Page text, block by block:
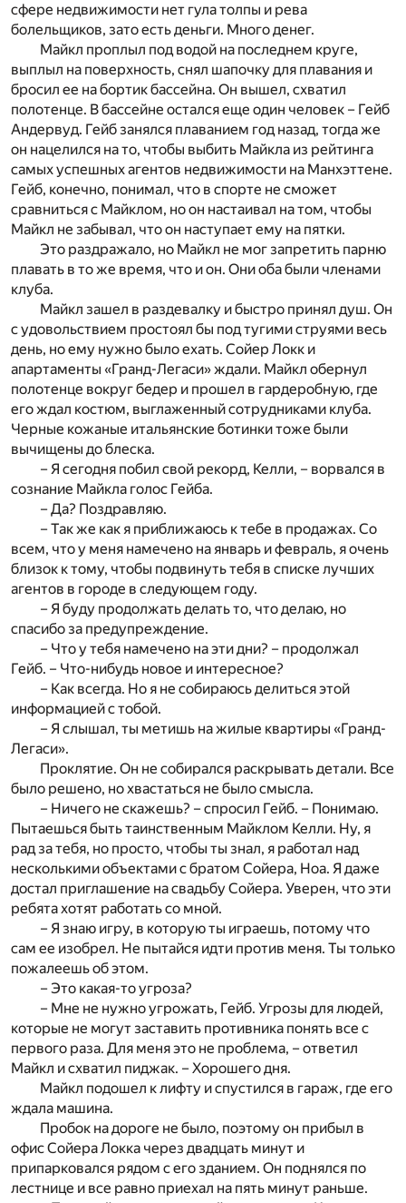
сфере недвижимости нет гула толпы и рева
болельщиков, зато есть деньги. Много денег.
Майкл проплыл под водой на последнем круге,
выплыл на поверхность, снял шапочку для плавания и
бросил ее на бортик бассейна. Он вышел, схватил
полотенце. В бассейне остался еще один человек – Гейб
Андервуд. Гейб занялся плаванием год назад, тогда же
он нацелился на то, чтобы выбить Майкла из рейтинга
самых успешных агентов недвижимости на Манхэттене.
Гейб, конечно, понимал, что в спорте не сможет
сравниться с Майклом, но он настаивал на том, чтобы
Майкл не забывал, что он наступает ему на пятки.
Это раздражало, но Майкл не мог запретить парню
плавать в то же время, что и он. Они оба были членами
клуба.
Майкл зашел в раздевалку и быстро принял душ. Он
с удовольствием простоял бы под тугими струями весь
день, но ему нужно было ехать. Сойер Локк и
апартаменты «Гранд-Легаси» ждали. Майкл обернул
полотенце вокруг бедер и прошел в гардеробную, где
его ждал костюм, выглаженный сотрудниками клуба.
Черные кожаные итальянские ботинки тоже были
вычищены до блеска.
– Я сегодня побил свой рекорд, Келли, – ворвался в
сознание Майкла голос Гейба.
– Да? Поздравляю.
– Так же как я приближаюсь к тебе в продажах. Со
всем, что у меня намечено на январь и февраль, я очень
близок к тому, чтобы подвинуть тебя в списке лучших
агентов в городе в следующем году.
– Я буду продолжать делать то, что делаю, но
спасибо за предупреждение.
– Что у тебя намечено на эти дни? – продолжал
Гейб. – Что-нибудь новое и интересное?
– Как всегда. Но я не собираюсь делиться этой
информацией с тобой.
– Я слышал, ты метишь на жилые квартиры «Гранд-
Легаси».
Проклятие. Он не собирался раскрывать детали. Все
было решено, но хвастаться не было смысла.
– Ничего не скажешь? – спросил Гейб. – Понимаю.
Пытаешься быть таинственным Майклом Келли. Ну, я
рад за тебя, но просто, чтобы ты знал, я работал над
несколькими объектами с братом Сойера, Ноа. Я даже
достал приглашение на свадьбу Сойера. Уверен, что эти
ребята хотят работать со мной.
– Я знаю игру, в которую ты играешь, потому что
сам ее изобрел. Не пытайся идти против меня. Ты только
пожалеешь об этом.
– Это какая-то угроза?
– Мне не нужно угрожать, Гейб. Угрозы для людей,
которые не могут заставить противника понять все с
первого раза. Для меня это не проблема, – ответил
Майкл и схватил пиджак. – Хорошего дня.
Майкл подошел к лифту и спустился в гараж, где его
ждала машина.
Пробок на дороге не было, поэтому он прибыл в
офис Сойера Локка через двадцать минут и
припарковался рядом с его зданием. Он поднялся по
лестнице и все равно приехал на пять минут раньше.